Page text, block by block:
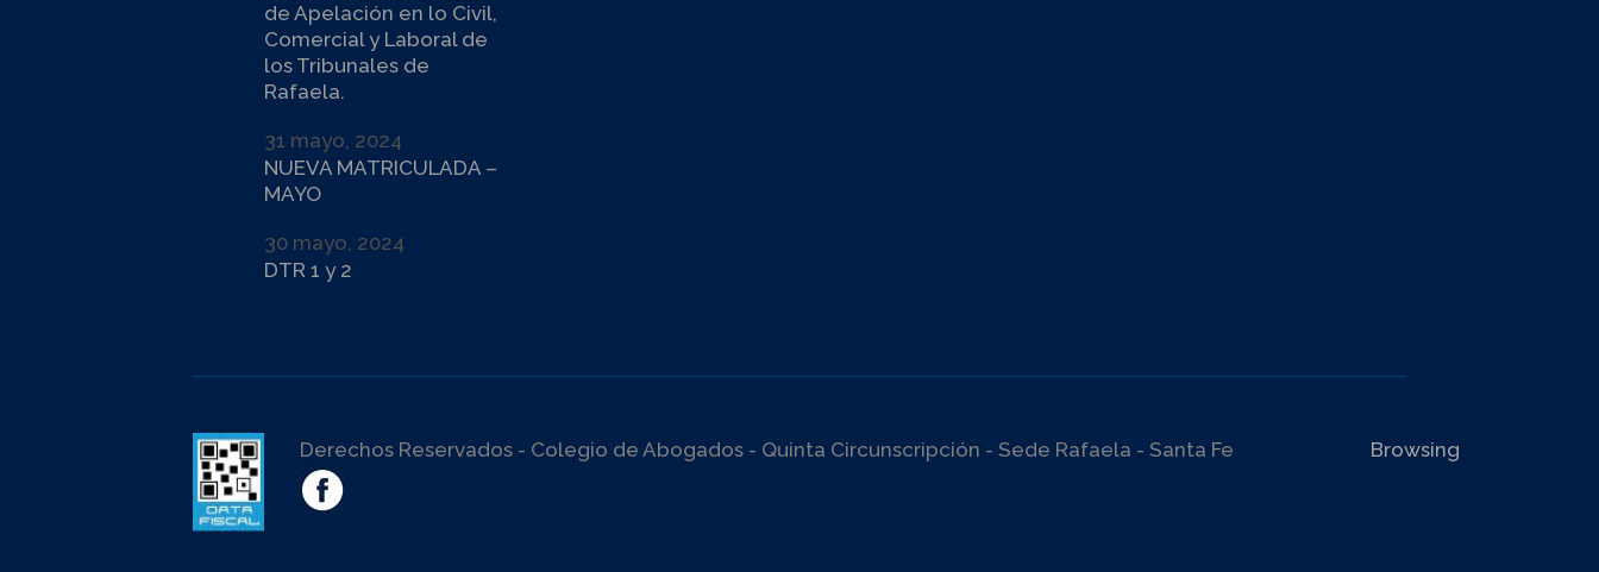
de Apelación en lo Civil,
Comercial y Laboral de
los Tribunales de
Rafaela.
31 mayo, 2024
NUEVA MATRICULADA –
MAYO
30 mayo, 2024
DTR 1 y 2
Derechos Reservados - Colegio de Abogados - Quinta Circunscripción - Sede Rafaela - Santa Fe Browsing